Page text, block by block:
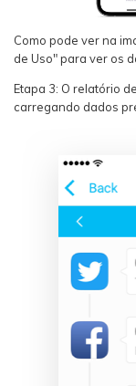
Como pode ver na
de Uso" para ver os
Etapa 3: O relatório
carregando dados